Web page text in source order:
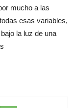
mucho a las
esas variables,
la luz de una